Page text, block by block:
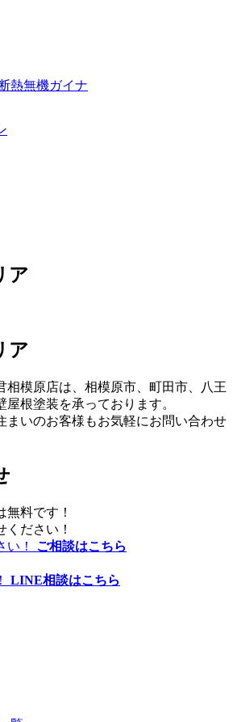
相模原店は、相模原市、町田市、八王
根塗装を承っております。
まいのお客様もお気軽にお問い合わせ
無料です！
ください！
い！ ご相談はこちら
LINE相談はこちら